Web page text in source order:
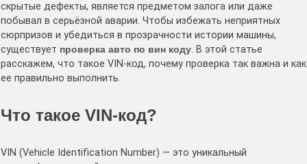
скрытые дефекты, является предметом залога или даже
побывал в серьёзной аварии. Чтобы избежать неприятных
сюрпризов и убедиться в прозрачности истории машины,
существует проверка авто по вин коду. В этой статье
расскажем, что такое VIN-код, почему проверка так важна и как
ее правильно выполнить.
Что такое VIN-код?
VIN (Vehicle Identification Number) — это уникальный